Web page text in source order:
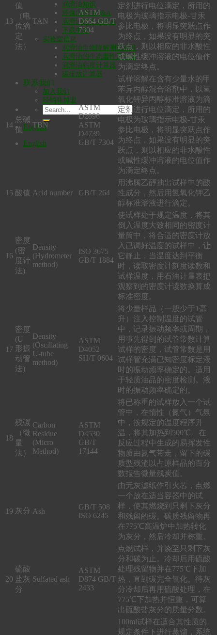
润滑油知识
环保润滑油Q&A
润滑油技术术语表
下载中心
实验室信息
润滑油生物降解测试标准
润滑油的生态毒性及分级
润滑油粘度计算器
碳排放计算器
联系我们
加入我们
经销商加盟
English
English
13
值
（电
位滴
定
法）
TAN
ASTM
D664 GB/T
7304
定剂进行电位滴定，所用的
电极为玻璃指示电极-甘汞
参比电极，将明显突跃点作
为终点，如果没有明显的突
跃点，则以相应的非水酸性
或碱性缓冲溶液的电位值作
为滴定终点。
14
总碱
值
TBN
ASTM
D2896
ASTM
D4739
GB/T 7304
试样溶解在含有少量水的甲
苯异丙醇混合溶剂中，以氢
氧化钾异丙醇标准溶液为滴
定剂进行电位滴定，所用的
电极为玻璃指示电极-甘汞
参比电极，将明显突跃点作
为终点，如果没有明显的突
跃点，则以相应的非水酸性
或碱性缓冲溶液的电位值作
为滴定终点。
15 酸值 Acid number GB/T 264
用沸腾乙醇抽出试样中的酸
性成分，然后用氢氧化钾乙
醇标准溶液进行滴定。
16
密度
(密
度计
法)
Density
(Hydrometer
method)
ISO 3675
GB/T 1884
使试样处于规定温度，将其
倒入温度大致相同的密度计
量筒中，将合适的密度计放
入已调好温度的试样中，让
它静止，当温度达到平衡
时，读取密度计刻度读数和
试样温度，用石油计量表把
观察到的密度计读数换算成
标准密度。
17
密度
(U
形振
动管
法)
Density
(Oscillating
U-tube
method)
ASTM
D4052
SH/T 0604
将少量样品（一般少于1毫
升）注入控制温度的试管
中，记录振动频率或周期，
用事先得到的试管常数计算
试样的密度，试管常数是用
试样管充满已知密度标定液
时的振动频率确定的。适用
于轻质油品的密度检测。液
时的振动频率确定的。
18
残碳
（微
量
法）
Carbon
Residue
(Micro
Method)
ASTM
D4530
GB/T
17144
将已称重的试样放入一个试
管中，在惰性（氮气）气氛
中，按规定的温度程序升
温，将其加热到500℃。在
反应过程中生成的易挥发性
物质由氮气带走，留下的碳
质型残渣以占原样品的百分
数报告微量残炭值。
19 灰分 Ash
GB/T 508
ISO 6245
由无灰滤纸作引火芯，点燃
一个放在适当容器中的试
样，使其燃烧到只剩下灰分
和残留的碳。碳质残留物再
在775℃高温炉中加热转化
为灰分，然后冷却并称重。
20
硫酸
盐灰
分
Sulfated ash
ASTM
D874 GB/T
2433
点燃试样，并烧至只剩下灰
分和碳为止。冷却后用硫酸
处理残留物并在775℃下加
热，直到碳完全氧化。待灰
分冷却后再用硫酸处理，在
775℃下加热并恒重，可算
出硫酸盐灰分的质量分数。
100ml试样在适合其性质的
规定条件下进行蒸馏，系统